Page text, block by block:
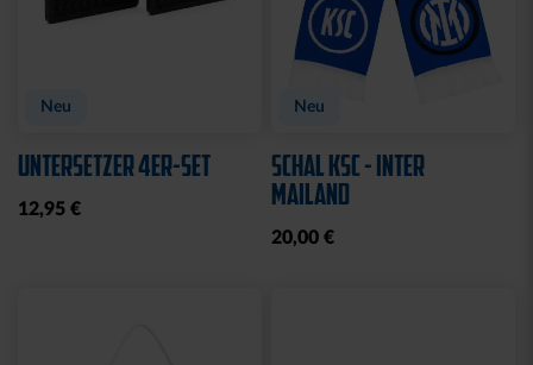
Neu
UNTERSETZER 4ER-SET
12,95 €
Neu
SCHAL KSC - INTER
MAILAND
20,00 €